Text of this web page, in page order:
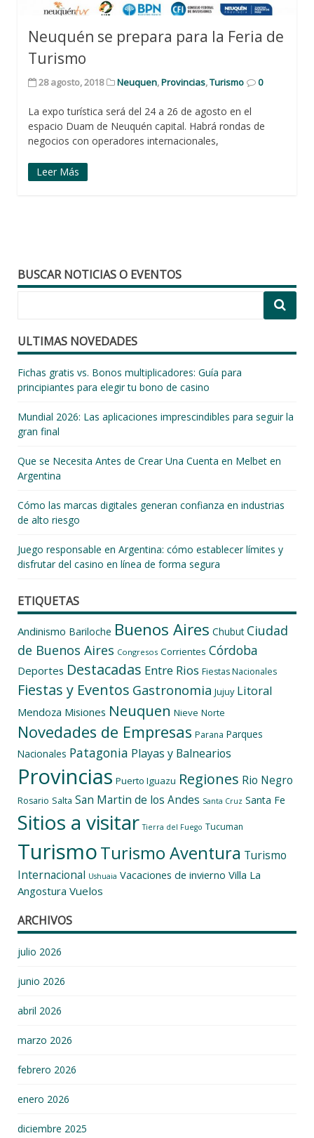
Neuquén se prepara para la Feria de
Turismo
28 agosto, 2018 Neuquen,Provincias,Turismo 0
La expo turística será del 24 a 26 de agosto en el
espacio Duam de Neuquén capital. Habrá rondas de
negocios con operadores internacionales,
Leer Más
BUSCAR NOTICIAS O EVENTOS
ULTIMAS NOVEDADES
Fichas gratis vs. Bonos multiplicadores: Guía para
principiantes para elegir tu bono de casino
Mundial 2026: Las aplicaciones imprescindibles para seguir la
gran final
Que se Necesita Antes de Crear Una Cuenta en Melbet en
Argentina
Cómo las marcas digitales generan confianza en industrias
de alto riesgo
Juego responsable en Argentina: cómo establecer límites y
disfrutar del casino en línea de forma segura
ETIQUETAS
Andinismo Bariloche Buenos Aires Chubut Ciudad
de Buenos Aires Congresos Corrientes Córdoba
Deportes Destacadas Entre Rios Fiestas Nacionales
Fiestas y Eventos Gastronomia Jujuy Litoral
Mendoza Misiones Neuquen Nieve Norte
Novedades de Empresas Parana Parques
Nacionales Patagonia Playas y Balnearios
Provincias Puerto Iguazu Regiones Rio Negro
Rosario Salta San Martin de los Andes Santa Cruz Santa Fe
Sitios a visitar Tierra del Fuego Tucuman
TurismoTurismo Aventura Turismo
Internacional Ushuaia Vacaciones de invierno Villa La
Angostura Vuelos
ARCHIVOS
julio 2026
junio 2026
abril 2026
marzo 2026
febrero 2026
enero 2026
diciembre 2025